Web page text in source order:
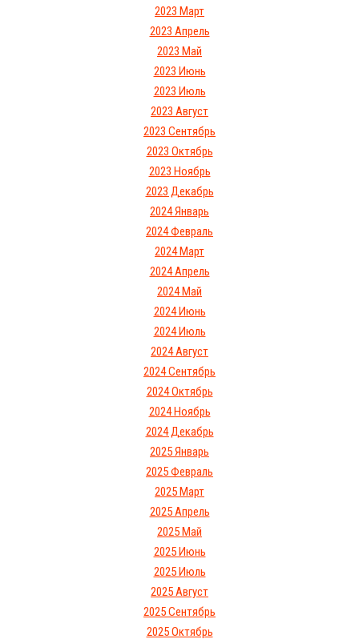
2023 Март
2023 Апрель
2023 Май
2023 Июнь
2023 Июль
2023 Август
2023 Сентябрь
2023 Октябрь
2023 Ноябрь
2023 Декабрь
2024 Январь
2024 Февраль
2024 Март
2024 Апрель
2024 Май
2024 Июнь
2024 Июль
2024 Август
2024 Сентябрь
2024 Октябрь
2024 Ноябрь
2024 Декабрь
2025 Январь
2025 Февраль
2025 Март
2025 Апрель
2025 Май
2025 Июнь
2025 Июль
2025 Август
2025 Сентябрь
2025 Октябрь